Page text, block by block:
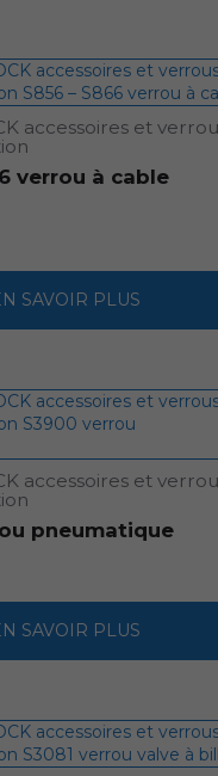
accessoires et
verrou à cable
SAVOIR PLUS
accessoires et
pneumatique
SAVOIR PLUS